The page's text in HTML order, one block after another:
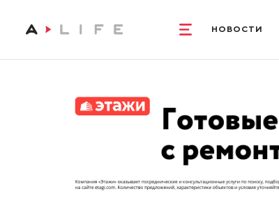
НОВОСТИ